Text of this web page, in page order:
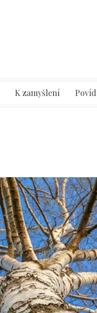
K zamyšlení